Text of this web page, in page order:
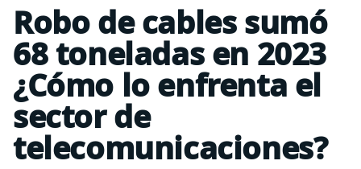
Robo de cables sumó
68 toneladas en 2023
¿Cómo lo enfrenta el
sector de
telecomunicaciones?